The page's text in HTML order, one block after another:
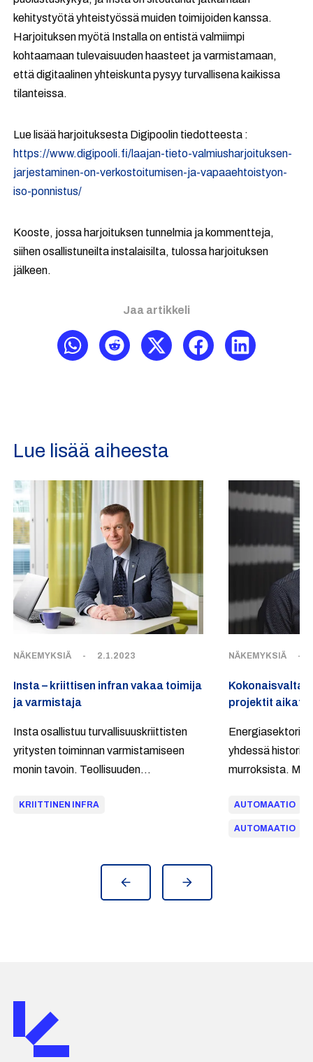
kehitystyötä yhteistyössä muiden toimijoiden kanssa.
Harjoituksen myötä Installa on entistä valmiimpi
kohtaamaan tulevaisuuden haasteet ja varmistamaan,
että digitaalinen yhteiskunta pysyy turvallisena kaikissa
tilanteissa.
Lue lisää harjoituksesta Digipoolin tiedotteesta :
https://www.digipooli.fi/laajan-tieto-valmiusharjoituksen-
jarjestaminen-on-verkostoitumisen-ja-vapaaehtoistyon-
iso-ponnistus/
Kooste, jossa harjoituksen tunnelmia ja kommentteja,
siihen osallistuneilta instalaisilta, tulossa harjoituksen
jälkeen.
Jaa artikkeli
Lue lisää aiheesta
NÄKEMYKSIÄ - 2.1.2023
Insta – kriittisen infran vakaa toimija
ja varmistaja
Insta osallistuu turvallisuuskriittisten
yritysten toiminnan varmistamiseen
monin tavoin. Teollisuuden
tavoin energia- ja
terveydenhuollon asiakkaita.
KRIITTINEN INFRA
NÄKEMYKSIÄ -
projektit
Energiasektori
yhdessä
murroksista.
polttoaineet
uusiutuvilla
AUTOMAATIO
AUTOMAATIO